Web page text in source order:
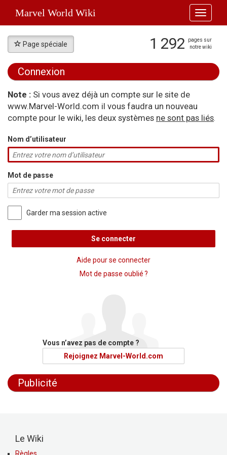
Toggle
Marvel World Wiki
Page spéciale 1 292
pages sur
notre wiki
Connexion
Note : Si vous avez déjà un compte sur le site de
www.Marvel-World.com il vous faudra un nouveau
compte pour le wiki, les deux systèmes ne sont pas liés.
Nom d’utilisateur
Mot de passe
Garder ma session active
Se connecter
Aide pour se connecter
Mot de passe oublié ?
Vous n’avez pas de compte ?
Rejoignez Marvel-World.com
Publicité
Le Wiki